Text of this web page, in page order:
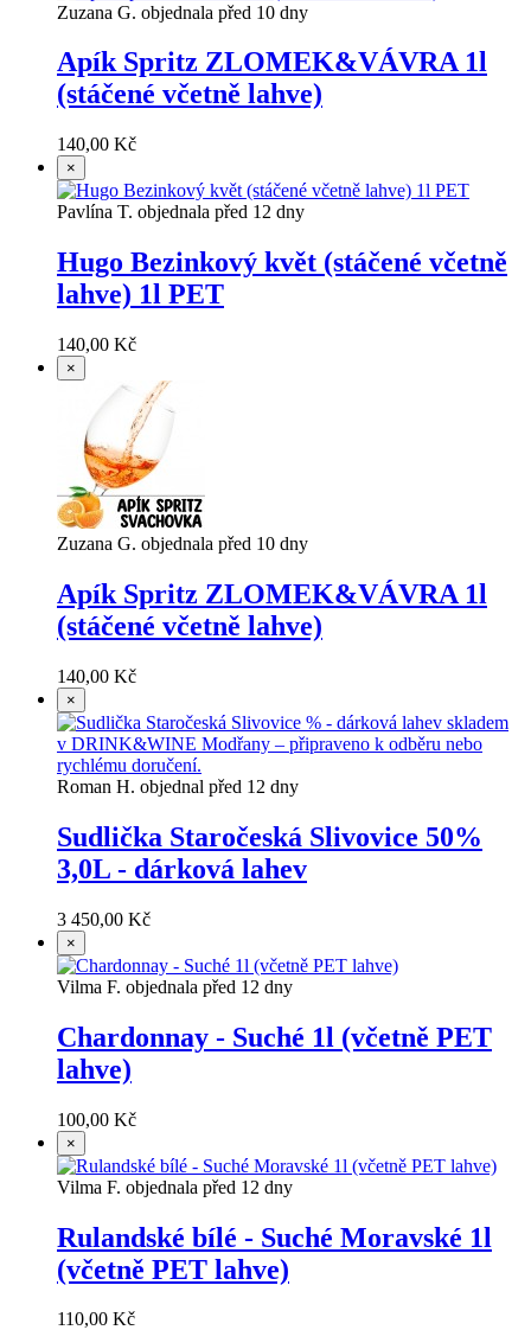
Zuzana G. objednala před 10 dny
Apík Spritz ZLOMEK&VÁVRA 1l
(stáčené včetně lahve)
140,00 Kč
×
Pavlína T. objednala před 12 dny
Hugo Bezinkový květ (stáčené včetně
lahve) 1l PET
140,00 Kč
×
Zuzana G. objednala před 10 dny
Apík Spritz ZLOMEK&VÁVRA 1l
(stáčené včetně lahve)
140,00 Kč
×
Roman H. objednal před 12 dny
Sudlička Staročeská Slivovice 50%
3,0L - dárková lahev
3 450,00 Kč
×
Vilma F. objednala před 12 dny
Chardonnay - Suché 1l (včetně PET
lahve)
100,00 Kč
×
Vilma F. objednala před 12 dny
Rulandské bílé - Suché Moravské 1l
(včetně PET lahve)
110,00 Kč